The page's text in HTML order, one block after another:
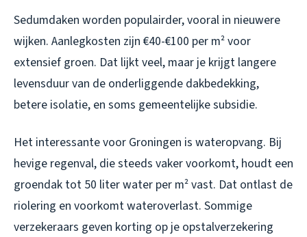
Sedumdaken worden populairder, vooral in nieuwere
wijken. Aanlegkosten zijn €40-€100 per m² voor
extensief groen. Dat lijkt veel, maar je krijgt langere
levensduur van de onderliggende dakbedekking,
betere isolatie, en soms gemeentelijke subsidie.
Het interessante voor Groningen is wateropvang. Bij
hevige regenval, die steeds vaker voorkomt, houdt een
groendak tot 50 liter water per m² vast. Dat ontlast de
riolering en voorkomt wateroverlast. Sommige
verzekeraars geven korting op je opstalverzekering